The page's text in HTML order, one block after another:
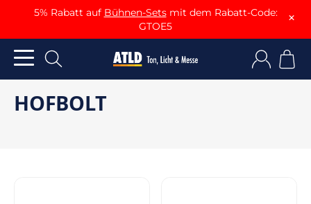
5% Rabatt auf Bühnen-Setsmit dem Rabatt-Code:
GTOE5
×
HOFBOLT